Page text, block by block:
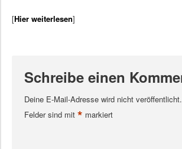
[Hier weiterlesen]
Schreibe einen
Deine E-Mail-Adresse wird nicht veröffentlicht.
Felder sind mit * markiert